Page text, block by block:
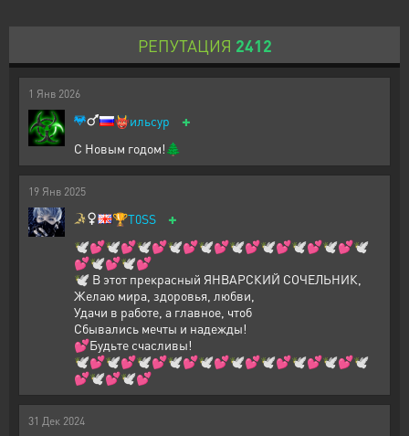
РЕПУТАЦИЯ 2412
1 Янв 2026
👹ильсур +
С Новым годом!🌲
19 Янв 2025
🏆T0SS +
🕊️💕🕊️💕🕊️💕🕊️💕🕊️💕🕊️💕🕊️💕🕊️💕🕊️💕🕊️
💕🕊️💕🕊️💕
🕊️ В этот прекрасный ЯНВАРСКИЙ СОЧЕЛЬНИК,
Желаю мира, здоровья, любви,
Удачи в работе, а главное, чтоб
Сбывались мечты и надежды!
💕Будьте счасливы!
🕊️💕🕊️💕🕊️💕🕊️💕🕊️💕🕊️💕🕊️💕🕊️💕🕊️💕🕊️
💕🕊️💕🕊️💕
31 Дек 2024